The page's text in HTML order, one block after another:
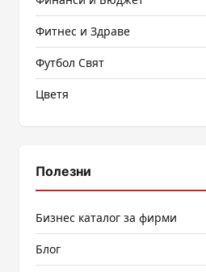
Фитнес и Здраве
Футбол Свят
Цветя
Полезни
Бизнес каталог за фирми
Блог